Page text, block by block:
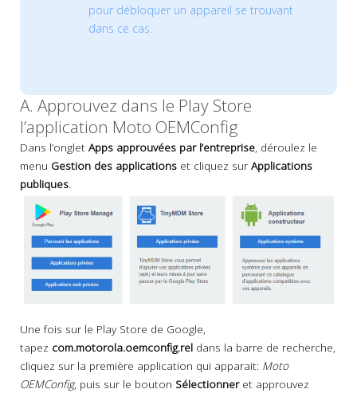
pour débloquer un appareil se trouvant
dans ce cas.
A. Approuvez dans le Play Store
l’application Moto OEMConfig
Dans l’onglet Apps approuvées par l’entreprise, déroulez le
menu Gestion des applications et cliquez sur Applications
publiques.
Une fois sur le Play Store de Google,
tapez com.motorola.oemconfig.rel dans la barre de recherche,
cliquez sur la première application qui apparait: Moto
OEMConfig, puis sur le bouton Sélectionneret approuvez